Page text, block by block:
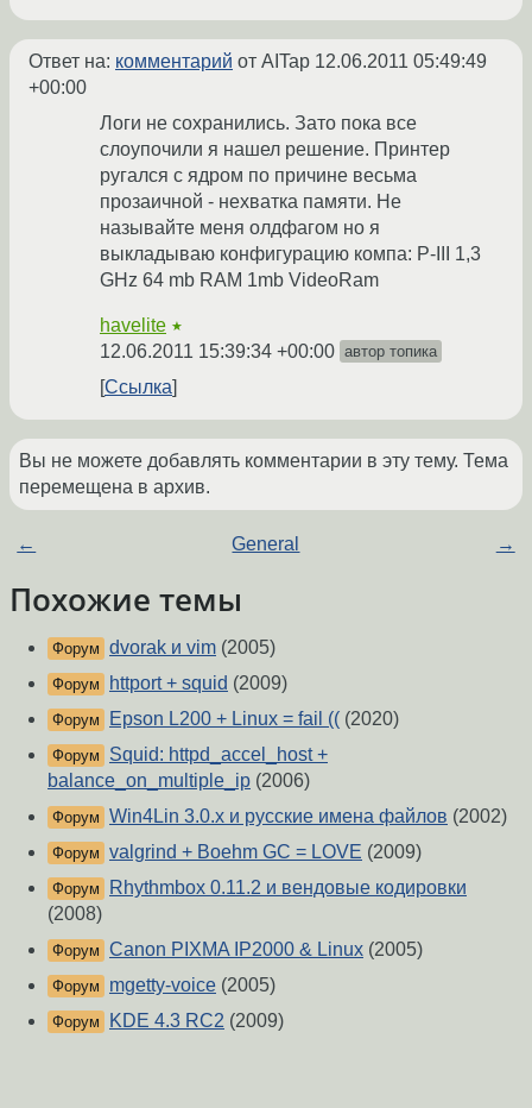
Ответ на: комментарий от AITap 12.06.2011 05:49:49
+00:00
Логи не сохранились. Зато пока все
слоупочили я нашел решение. Принтер
ругался с ядром по причине весьма
прозаичной - нехватка памяти. Не
называйте меня олдфагом но я
выкладываю конфигурацию компа: P-III 1,3
GHz 64 mb RAM 1mb VideoRam
havelite ★
12.06.2011 15:39:34 +00:00 автор топика
Ссылка
Вы не можете добавлять комментарии в эту тему. Тема
перемещена в архив.
← General →
Похожие темы
Форум dvorak и vim (2005)
Форум httport + squid (2009)
Форум Epson L200 + Linux = fail (( (2020)
Форум
Squid: httpd_accel_host +
balance_on_multiple_ip (2006)
Форум Win4Lin 3.0.x и русские имена файлов (2002)
Форум valgrind + Boehm GC = LOVE (2009)
Форум
Rhythmbox 0.11.2 и вендовые кодировки
(2008)
Форум Canon PIXMA IP2000 & Linux (2005)
Форум mgetty-voice (2005)
Форум KDE 4.3 RC2 (2009)